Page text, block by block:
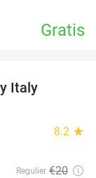
Gratis
Italy
8.2 star
Regulier €20